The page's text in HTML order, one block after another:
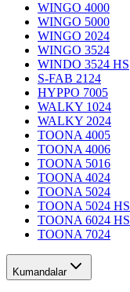
WINGO 4000
WINGO 5000
WINGO 2024
WINGO 3524
WINDO 3524 HS
S-FAB 2124
HYPPO 7005
WALKY 1024
WALKY 2024
TOONA 4005
TOONA 4006
TOONA 5016
TOONA 4024
TOONA 5024
TOONA 5024 HS
TOONA 6024 HS
TOONA 7024
Kumandalar